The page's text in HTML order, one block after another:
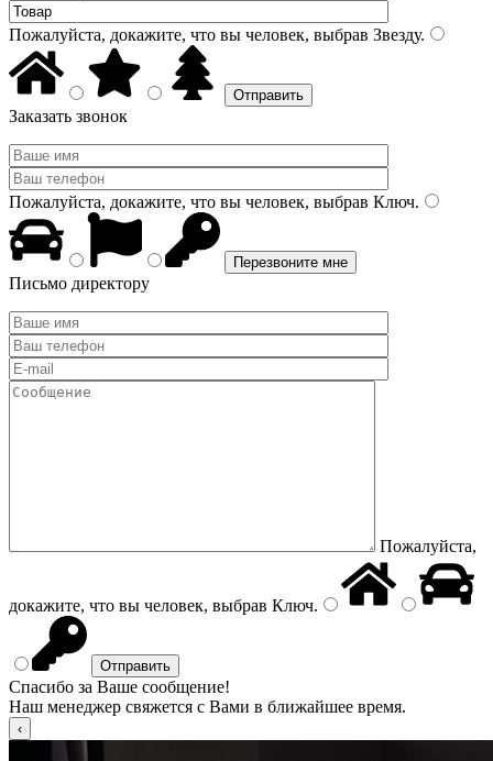
Пожалуйста, докажите, что вы человек, выбрав Звезду.
Заказать звонок
Пожалуйста, докажите, что вы человек, выбрав Ключ.
Письмо директору
Пожалуйста,
докажите, что вы человек, выбрав Ключ.
Спасибо за Ваше сообщение!
Наш менеджер свяжется с Вами в ближайшее время.